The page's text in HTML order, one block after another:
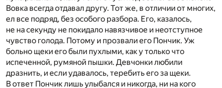
Вовка всегда отдавал другу. Тот же, в отличии от многих,
ел все подряд, без особого разбора. Его, казалось,
не на секунду не покидало навязчивое и неотступное
чувство голода. Потому и прозвали его Пончик. Уж
больно щеки его были пухлыми, как у только что
испеченной, румяной пышки. Девчонки любили
дразнить, и если удавалось, теребить его за щеки.
В ответ Пончик лишь улыбался и никогда, ни на кого